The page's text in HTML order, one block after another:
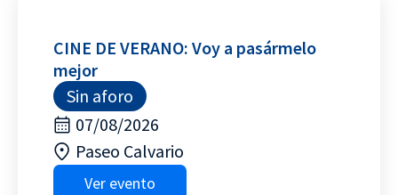
CINE DE VERANO: Voy a pasármelo
mejor
Sin aforo
07/08/2026
Paseo Calvario
Ver evento